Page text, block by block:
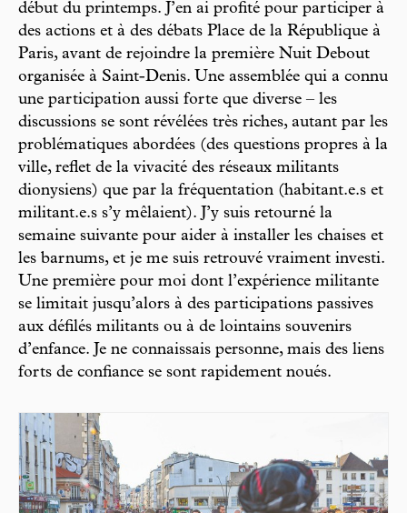
début du printemps. J’en ai profité pour participer à
des actions et à des débats Place de la République à
Paris, avant de rejoindre la première Nuit Debout
organisée à Saint-Denis. Une assemblée qui a connu
une participation aussi forte que diverse – les
discussions se sont révélées très riches, autant par les
problématiques abordées (des questions propres à la
ville, reflet de la vivacité des réseaux militants
dionysiens) que par la fréquentation (habitant.e.s et
militant.e.s s’y mêlaient). J’y suis retourné la
semaine suivante pour aider à installer les chaises et
les barnums, et je me suis retrouvé vraiment investi.
Une première pour moi dont l’expérience militante
se limitait jusqu’alors à des participations passives
aux défilés militants ou à de lointains souvenirs
d’enfance. Je ne connaissais personne, mais des liens
forts de confiance se sont rapidement noués.